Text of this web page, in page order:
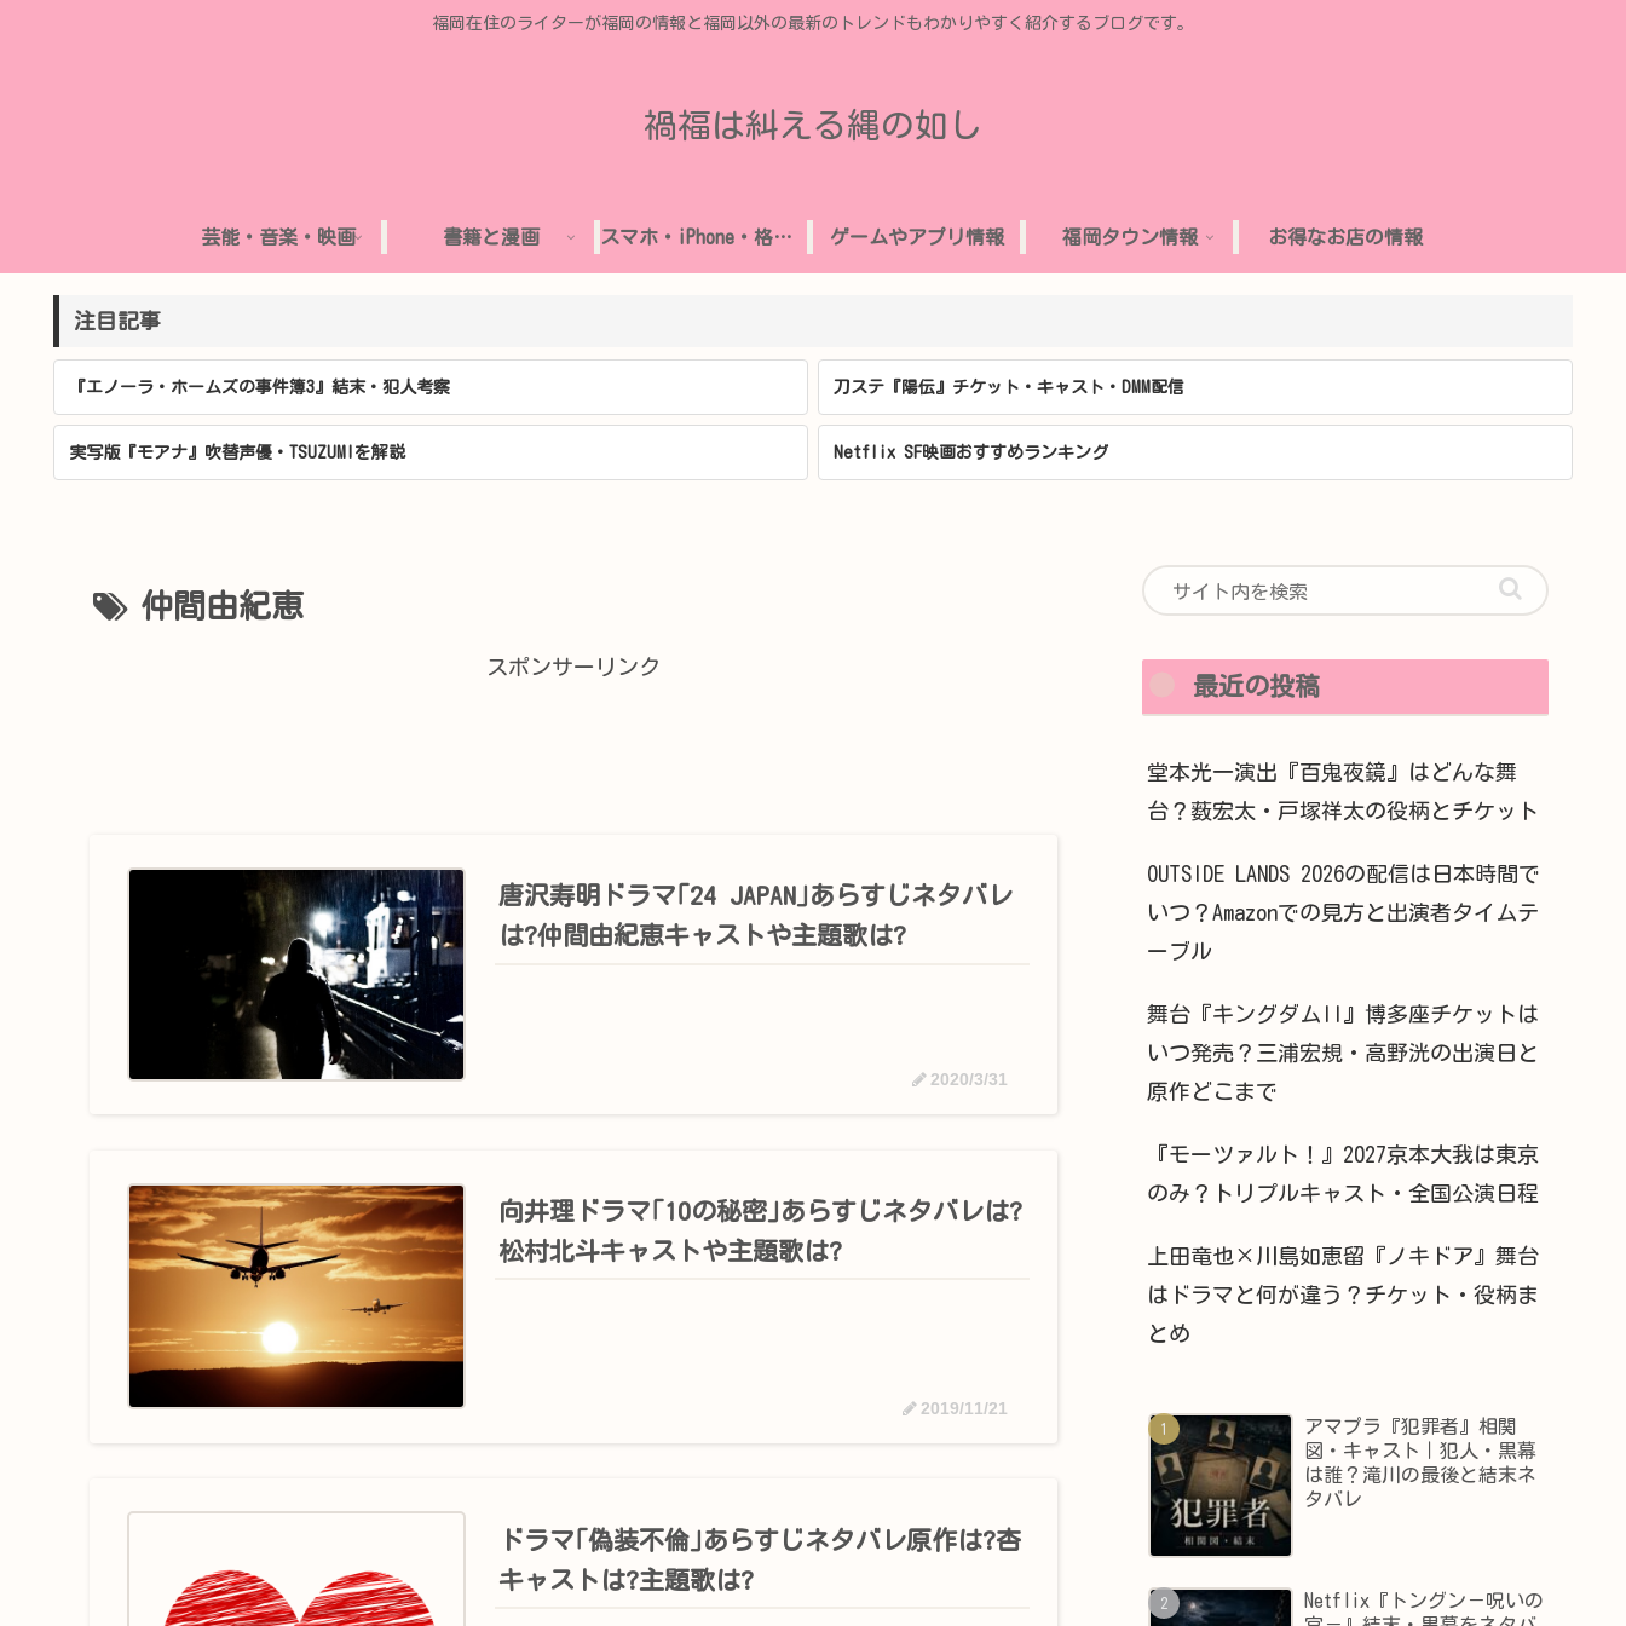
福岡在住のライターが福岡の情報と福岡以外の最新のトレンドもわかりやすく紹介するブログです。
禍福は糾える縄の如し
芸能・音楽・映画 書籍と漫画 スマホ・iPhone・格安SIM ゲームやアプリ情報 福岡タウン情報 お得なお店の情報
注目記事
『エノーラ・ホームズの事件簿3』結末・犯人考察 刀ステ『陽伝』チケット・キャスト・DMM配信
実写版『モアナ』吹替声優・TSUZUMIを解説 Netflix SF映画おすすめランキング
仲間由紀恵
スポンサーリンク
唐沢寿明ドラマ｢24 JAPAN｣あらすじネタバレ
は?仲間由紀恵キャストや主題歌は?
2020/3/31
向井理ドラマ｢10の秘密｣あらすじネタバレは?
松村北斗キャストや主題歌は?
2019/11/21
ドラマ｢偽装不倫｣あらすじネタバレ原作は?杏
キャストは?主題歌は?
最近の投稿
堂本光一演出『百鬼夜鏡』はどんな舞
台？薮宏太・戸塚祥太の役柄とチケット
OUTSIDE LANDS 2026の配信は日本時間で
いつ？Amazonでの見方と出演者タイムテ
ーブル
舞台『キングダムII』博多座チケットは
いつ発売？三浦宏規・高野洸の出演日と
原作どこまで
『モーツァルト！』2027京本大我は東京
のみ？トリプルキャスト・全国公演日程
上田竜也×川島如恵留『ノキドア』舞台
はドラマと何が違う？チケット・役柄ま
とめ
アマプラ『犯罪者』相関
図・キャスト｜犯人・黒幕
は誰？滝川の最後と結末ネ
タバレ
Netflix『トングン－呪いの